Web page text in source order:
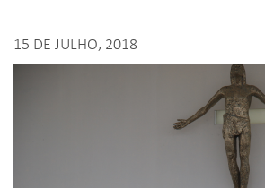
15 DE JULHO, 2018